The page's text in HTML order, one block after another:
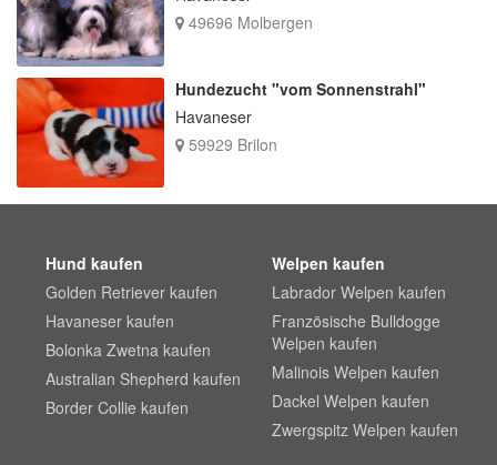
49696 Molbergen
Hundezucht "vom Sonnenstrahl"
Havaneser
59929 Brilon
Hund kaufen
Golden Retriever kaufen
Havaneser kaufen
Bolonka Zwetna kaufen
Australian Shepherd kaufen
Border Collie kaufen
Welpen kaufen
Labrador Welpen kaufen
Französische Bulldogge
Welpen kaufen
Malinois Welpen kaufen
Dackel Welpen kaufen
Zwergspitz Welpen kaufen